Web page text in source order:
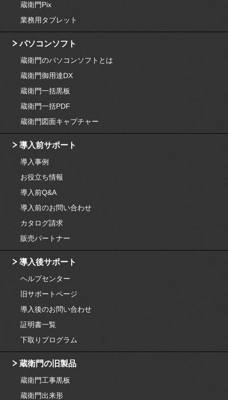
蔵衛門Pix
業務用タブレット
パソコンソフト
蔵衛門のパソコンソフトとは
蔵衛門御用達DX
蔵衛門一括黒板
蔵衛門一括PDF
蔵衛門図面キャプチャー
導入前サポート
導入事例
お役立ち情報
導入前Q&A
導入前のお問い合わせ
カタログ請求
販売パートナー
導入後サポート
ヘルプセンター
旧サポートページ
導入後のお問い合わせ
証明書一覧
下取りプログラム
蔵衛門の旧製品
蔵衛門工事黒板
蔵衛門出来形